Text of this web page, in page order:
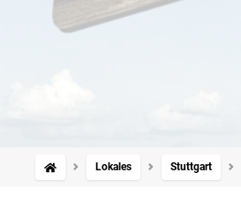
Lokales Stuttgart